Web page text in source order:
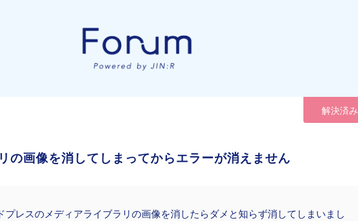
解決済み
の画像を消してしまってからエラーが消えません
プレスのメディアライブラリの画像を消したらダメと知らず消してしまいまし